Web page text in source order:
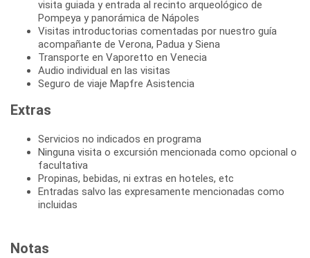
visita guiada y entrada al recinto arqueológico de
Pompeya y panorámica de Nápoles
Visitas introductorias comentadas por nuestro guía
acompañante de Verona, Padua y Siena
Transporte en Vaporetto en Venecia
Audio individual en las visitas
Seguro de viaje Mapfre Asistencia
Extras
Servicios no indicados en programa
Ninguna visita o excursión mencionada como opcional o
facultativa
Propinas, bebidas, ni extras en hoteles, etc
Entradas salvo las expresamente mencionadas como
incluidas
Notas